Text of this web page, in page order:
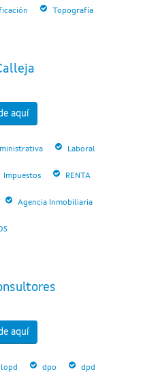
Topografía
aquí
Laboral
Impuestos RENTA
Agencia Inmobiliaria
aquí
lopd dpo dpd